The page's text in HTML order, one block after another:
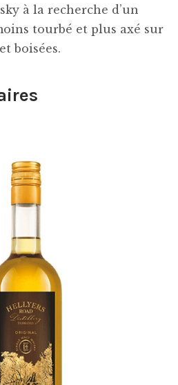
à la recherche d’un
tourbé et plus axé sur
boisées.